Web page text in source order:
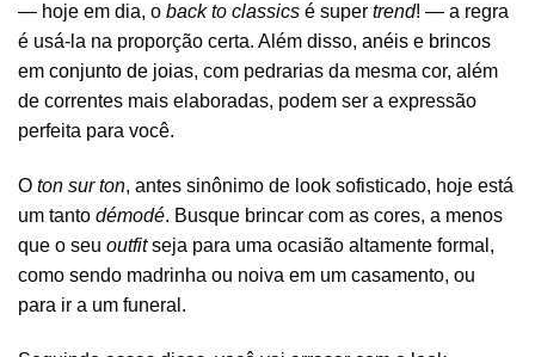
— hoje em dia, o back to classics é super trend! — a regra
é usá-la na proporção certa. Além disso, anéis e brincos
em conjunto de joias, com pedrarias da mesma cor, além
de correntes mais elaboradas, podem ser a expressão
perfeita para você.
O ton sur ton, antes sinônimo de look sofisticado, hoje está
um tanto démodé. Busque brincar com as cores, a menos
que o seu outfitseja para uma ocasião altamente formal,
como sendo madrinha ou noiva em um casamento, ou
para ir a um funeral.